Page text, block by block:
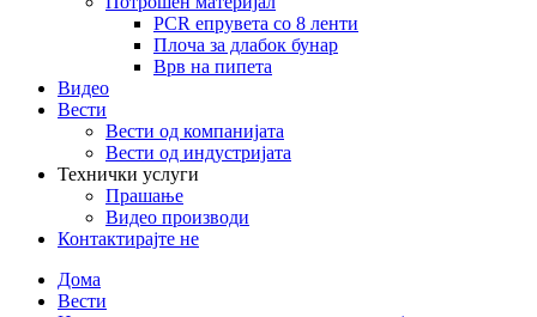
PCR епрувета со 8 ленти
Плоча за длабок бунар
Врв на пипета
Видео
Вести
Вести од компанијата
Вести од индустријата
Технички услуги
Прашање
Видео производи
Контактирајте не
Дома
Вести